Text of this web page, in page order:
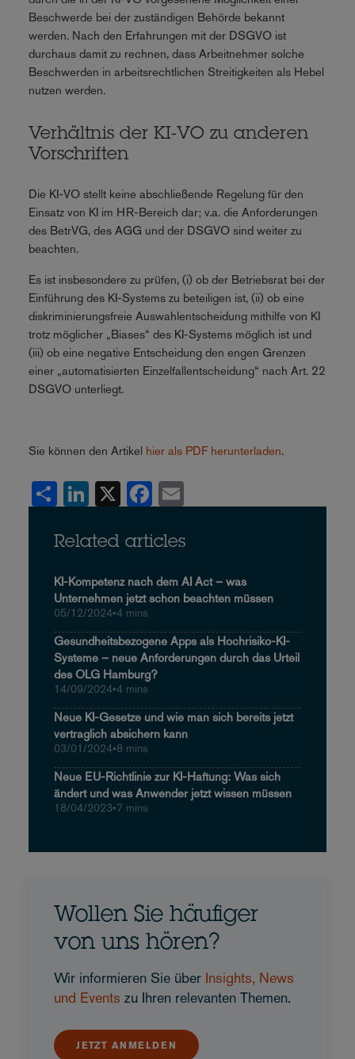
Beschwerde bei der zuständigen Behörde bekannt
werden. Nach den Erfahrungen mit der DSGVO ist
durchaus damit zu rechnen, dass Arbeitnehmer solche
Beschwerden in arbeitsrechtlichen Streitigkeiten als Hebel
nutzen werden.
Verhältnis der KI-VO zu anderen
Vorschriften
Die KI-VO stellt keine abschließende Regelung für den
Einsatz von KI im HR-Bereich dar; v.a. die Anforderungen
des BetrVG, des AGG und der DSGVO sind weiter zu
beachten.
Es ist insbesondere zu prüfen, (i) ob der Betriebsrat bei der
Einführung des KI-Systems zu beteiligen ist, (ii) ob eine
diskriminierungsfreie Auswahlentscheidung mithilfe von KI
trotz möglicher „Biases“ des KI-Systems möglich ist und
(iii) ob eine negative Entscheidung den engen Grenzen
einer „automatisierten Einzelfallentscheidung“ nach Art. 22
DSGVO unterliegt.
Sie können den Artikel hier als PDF herunterladen.
Share LinkedIn Facebook
Related articles
KI-Kompetenz nach dem AI Act – was
Unternehmen jetzt schon beachten müssen
05/12/2024•4 mins
Gesundheitsbezogene Apps als Hochrisiko-KI-
Systeme – neue Anforderungen durch das Urteil
des OLG Hamburg?
14/09/2024•4 mins
Neue KI-Gesetze und wie man sich bereits jetzt
vertraglich absichern kann
03/01/2024•8 mins
Neue EU-Richtlinie zur KI-Haftung: Was sich
ändert und was Anwender jetzt wissen müssen
18/04/2023•7 mins
Wollen Sie häufiger
von uns hören?
Wir informieren Sie über Insights, News
und Events zu Ihren relevanten Themen.
JETZT ANMELDEN